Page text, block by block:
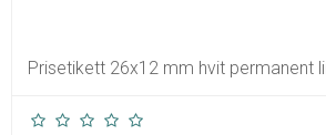
Prisetikett 26x12 mm hvit permanent